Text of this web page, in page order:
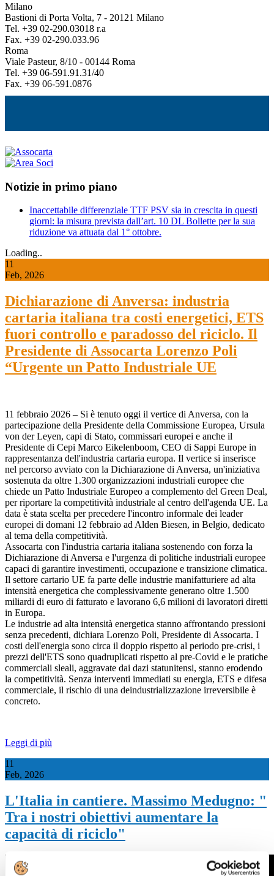
Milano
Bastioni di Porta Volta, 7 - 20121 Milano
Tel. +39 02-290.03018 r.a
Fax. +39 02-290.033.96
Roma
Viale Pasteur, 8/10 - 00144 Roma
Tel. +39 06-591.91.31/40
Fax. +39 06-591.0876
Notizie in primo piano
Inaccettabile differenziale TTF PSV sia in crescita in questi
giorni: la misura prevista dall’art. 10 DL Bollette per la sua
riduzione va attuata dal 1° ottobre.
Loading..
11
Feb, 2026
Dichiarazione di Anversa: industria
cartaria italiana tra costi energetici, ETS
fuori controllo e paradosso del riciclo. Il
Presidente di Assocarta Lorenzo Poli
“Urgente un Patto Industriale UE
11 febbraio 2026 – Si è tenuto oggi il vertice di Anversa, con la
partecipazione della Presidente della Commissione Europea, Ursula
von der Leyen, capi di Stato, commissari europei e anche il
Presidente di Cepi Marco Eikelenboom, CEO di Sappi Europe in
rappresentanza dell'industria cartaria europa. Il vertice si inserisce
nel percorso avviato con la Dichiarazione di Anversa, un'iniziativa
sostenuta da oltre 1.300 organizzazioni industriali europee che
chiede un Patto Industriale Europeo a complemento del Green Deal,
per riportare la competitività industriale al centro dell'agenda UE. La
data è stata scelta per precedere l'incontro informale dei leader
europei di domani 12 febbraio ad Alden Biesen, in Belgio, dedicato
al tema della competitività.
Assocarta con l'industria cartaria italiana sostenendo con forza la
Dichiarazione di Anversa e l'urgenza di politiche industriali europee
capaci di garantire investimenti, occupazione e transizione climatica.
Il settore cartario UE fa parte delle industrie manifatturiere ad alta
intensità energetica che complessivamente generano oltre 1.500
miliardi di euro di fatturato e lavorano 6,6 milioni di lavoratori diretti
in Europa.
Le industrie ad alta intensità energetica stanno affrontando pressioni
senza precedenti, dichiara Lorenzo Poli, Presidente di Assocarta. I
costi dell'energia sono circa il doppio rispetto al periodo pre-crisi, i
prezzi dell'ETS sono quadruplicati rispetto al pre-Covid e le pratiche
commerciali sleali, aggravate dai dazi statunitensi, stanno erodendo
la competitività. Senza interventi immediati su energia, ETS e difesa
commerciale, il rischio di una deindustrializzazione irreversibile è
concreto.
Leggi di più
11
Feb, 2026
L'Italia in cantiere. Massimo Medugno: "
Tra i nostri obiettivi aumentare la
capacità di riciclo"